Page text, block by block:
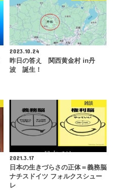
2023.10.24
昨日の答え 関西黄金村 in丹
波 誕生！
雑談
2021.3.17
日本の生きづらさの正体＝義務脳
ナチスドイツ フォルクスシュー
レ